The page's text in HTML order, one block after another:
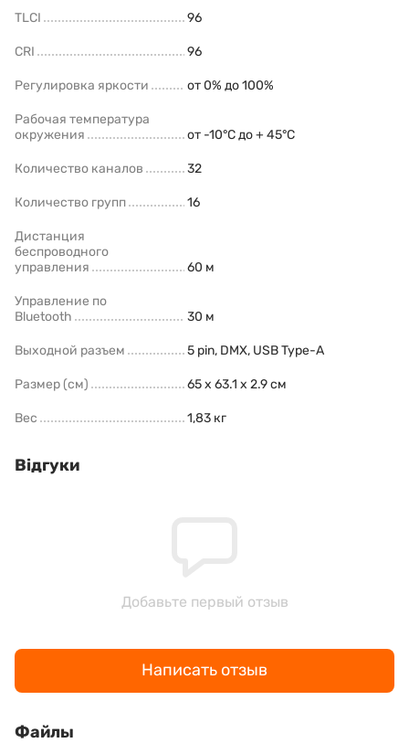
TLCI 96
CRI 96
Регулировка яркости от 0% до 100%
Рабочая температура
окружения
от -10°C до + 45°C
Количество каналов 32
Количество групп 16
Дистанция
беспроводного
управления
60 м
Управление по
Bluetooth
30 м
Выходной разъем 5 pin, DMX, USB Type-A
Размер (см) 65 x 63.1 x 2.9 см
Вес 1,83 кг
Відгуки
Добавьте первый отзыв
Написать отзыв
Файлы